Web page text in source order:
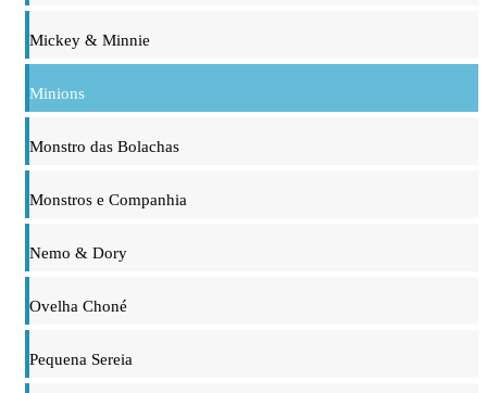
Mickey & Minnie
Minions
Monstro das Bolachas
Monstros e Companhia
Nemo & Dory
Ovelha Choné
Pequena Sereia